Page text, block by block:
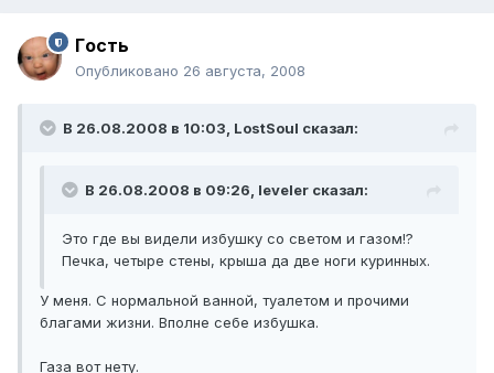
Гoсть
Опубликовано 26 августа, 2008
В 26.08.2008 в 10:03, LostSoul сказал:
В 26.08.2008 в 09:26, leveler сказал:
Это где вы видели избушку со светом и газом!?
Печка, четыре стены, крыша да две ноги куринных.
У меня. С нормальной ванной, туалетом и прочими
благами жизни. Вполне себе избушка.
Газа вот нету.